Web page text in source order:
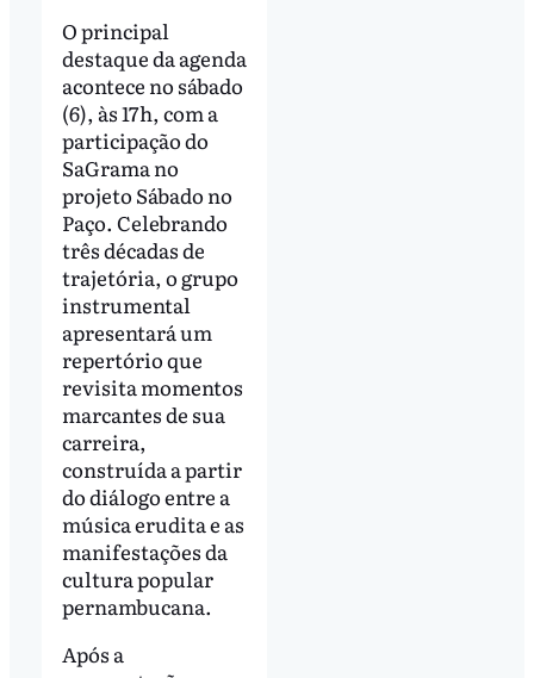
O principal
destaque da agenda
acontece no sábado
(6), às 17h, com a
participação do
SaGrama no
projeto Sábado no
Paço. Celebrando
três décadas de
trajetória, o grupo
instrumental
apresentará um
repertório que
revisita momentos
marcantes de sua
carreira,
construída a partir
do diálogo entre a
música erudita e as
manifestações da
cultura popular
pernambucana.
Após a